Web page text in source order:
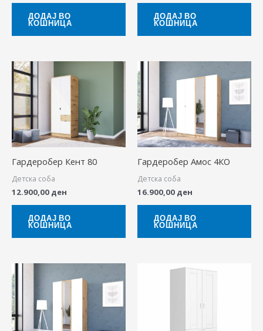
ДОДАЈ ВО
КОШНИЦА
ДОДАЈ ВО
КОШНИЦА
Гардеробер Кент 80
Детска соба
12.900,00 ден
ДОДАЈ ВО
КОШНИЦА
Гардеробер Амос 4КО
Детска соба
16.900,00 ден
ДОДАЈ ВО
КОШНИЦА